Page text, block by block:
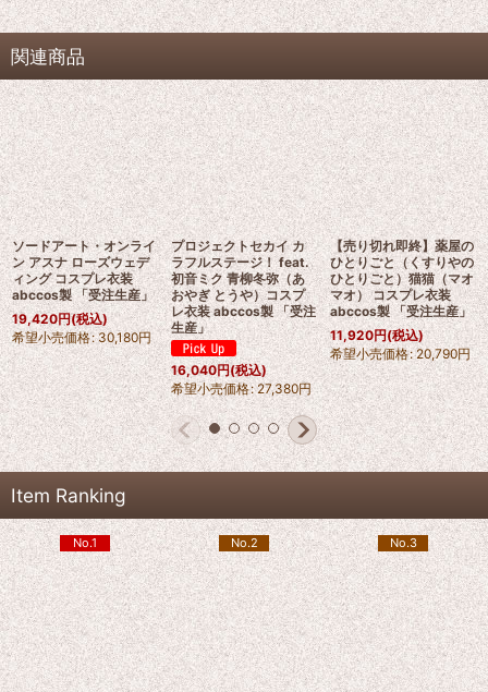
関連商品
ソードアート・オンライ
ン アスナ ローズウェデ
ィング コスプレ衣装
abccos製 「受注生産」
19,420円(税込)
希望小売価格: 30,180円
プロジェクトセカイ カ
ラフルステージ！ feat.
初音ミク 青柳冬弥（あ
おやぎ とうや）コスプ
レ衣装 abccos製 「受注
生産」
16,040円(税込)
希望小売価格: 27,380円
【売り切れ即終】薬屋の
ひとりごと（くすりやの
ひとりごと）猫猫（マオ
マオ） コスプレ衣装
abccos製 「受注生産」
11,920円(税込)
希望小売価格: 20,790円
Item Ranking
No.1 No.2 No.3